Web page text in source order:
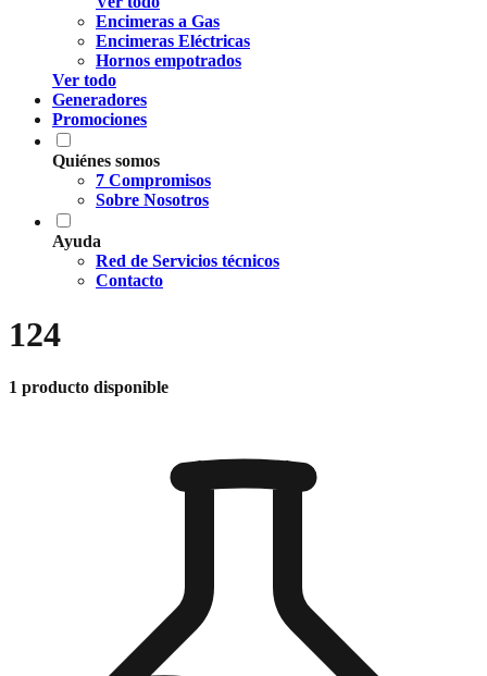
Encimeras a Gas
Encimeras Eléctricas
Hornos empotrados
Ver todo
Generadores
Promociones
Quiénes somos
7 Compromisos
Sobre Nosotros
Ayuda
Red de Servicios técnicos
Contacto
124
1 producto disponible